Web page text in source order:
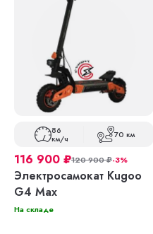
86
км/ч 70 км
116 900 ₽120 900₽-3%
Электросамокат Kugoo
G4 Max
На складе